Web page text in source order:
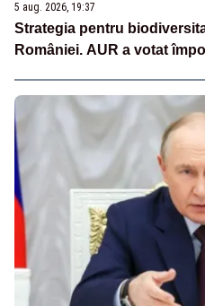
5 aug. 2026, 19:37
Strategia pentru
României. AUR a votat